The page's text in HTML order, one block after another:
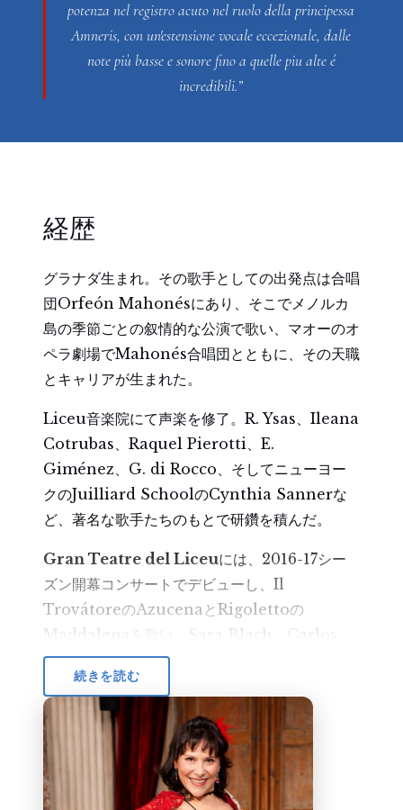
potenza nel registro acuto nel ruolo della principessa
Amneris, con un'estensione vocale eccezionale, dalle
note più basse e sonore fino a quelle piu alte é
incredibili.”
経歴
グラナダ生まれ。その歌手としての出発点は合唱
団Orfeón Mahonésにあり、そこでメノルカ
島の季節ごとの叙情的な公演で歌い、マオーのオ
ペラ劇場でMahonés合唱団とともに、その天職
とキャリアが生まれた。
Liceu音楽院にて声楽を修了。R. Ysas、Ileana
Cotrubas、Raquel Pierotti、E.
Giménez、G. di Rocco、そしてニューヨー
クのJuilliard SchoolのCynthia Sannerな
ど、著名な歌手たちのもとで研鑽を積んだ。
Gran Teatre del Liceuには、2016-17シー
ズン開幕コンサートでデビューし、Il
TrovátoreのAzucenaとRigolettoの
Maddalenaを歌い、Sara Blach、Carlos
Pachon、Beñat Eigiarteとともに舞台に立っ
2017年より Palau de la Música Catalana
Lirico Cycleに参加し、CarmenやLa
TraviataのFloraなど様々な役を演じている。
2019年には「Carmen Opera Studio al
続きを読む